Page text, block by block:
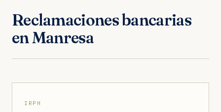
Reclamaciones bancarias
en Manresa
IRPH